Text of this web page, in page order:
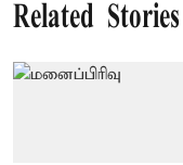
Related Stories